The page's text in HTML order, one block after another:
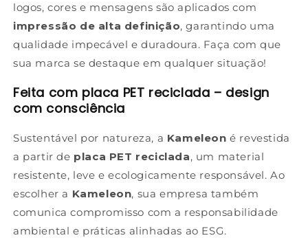
logos, cores e mensagens são aplicados com
impressão de alta definição, garantindo uma
qualidade impecável e duradoura. Faça com que
sua marca se destaque em qualquer situação!
Feita com placa PET reciclada – design
com consciência
Sustentável por natureza, a Kameleon é revestida
a partir de placa PET reciclada, um material
resistente, leve e ecologicamente responsável. Ao
escolher a Kameleon, sua empresa também
comunica compromisso com a responsabilidade
ambiental e práticas alinhadas ao ESG.